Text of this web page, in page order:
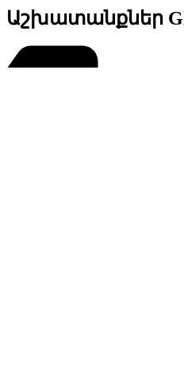
Աշխատանքներ